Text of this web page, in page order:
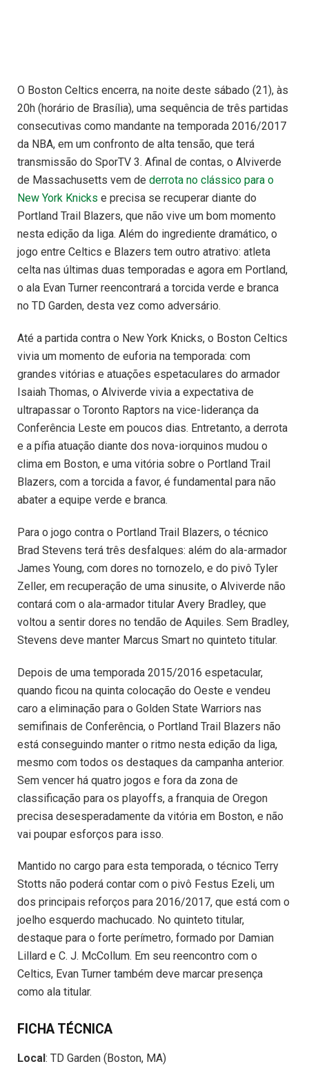
O Boston Celtics encerra, na noite deste sábado (21), às
20h (horário de Brasília), uma sequência de três partidas
consecutivas como mandante na temporada 2016/2017
da NBA, em um confronto de alta tensão, que terá
transmissão do SporTV 3. Afinal de contas, o Alviverde
de Massachusetts vem de derrota no clássico para o
New York Knicks e precisa se recuperar diante do
Portland Trail Blazers, que não vive um bom momento
nesta edição da liga. Além do ingrediente dramático, o
jogo entre Celtics e Blazers tem outro atrativo: atleta
celta nas últimas duas temporadas e agora em Portland,
o ala Evan Turner reencontrará a torcida verde e branca
no TD Garden, desta vez como adversário.
Até a partida contra o New York Knicks, o Boston Celtics
vivia um momento de euforia na temporada: com
grandes vitórias e atuações espetaculares do armador
Isaiah Thomas, o Alviverde vivia a expectativa de
ultrapassar o Toronto Raptors na vice-liderança da
Conferência Leste em poucos dias. Entretanto, a derrota
e a pífia atuação diante dos nova-iorquinos mudou o
clima em Boston, e uma vitória sobre o Portland Trail
Blazers, com a torcida a favor, é fundamental para não
abater a equipe verde e branca.
Para o jogo contra o Portland Trail Blazers, o técnico
Brad Stevens terá três desfalques: além do ala-armador
James Young, com dores no tornozelo, e do pivô Tyler
Zeller, em recuperação de uma sinusite, o Alviverde não
contará com o ala-armador titular Avery Bradley, que
voltou a sentir dores no tendão de Aquiles. Sem Bradley,
Stevens deve manter Marcus Smart no quinteto titular.
Depois de uma temporada 2015/2016 espetacular,
quando ficou na quinta colocação do Oeste e vendeu
caro a eliminação para o Golden State Warriors nas
semifinais de Conferência, o Portland Trail Blazers não
está conseguindo manter o ritmo nesta edição da liga,
mesmo com todos os destaques da campanha anterior.
Sem vencer há quatro jogos e fora da zona de
classificação para os playoffs, a franquia de Oregon
precisa desesperadamente da vitória em Boston, e não
vai poupar esforços para isso.
Mantido no cargo para esta temporada, o técnico Terry
Stotts não poderá contar com o pivô Festus Ezeli, um
dos principais reforços para 2016/2017, que está com o
joelho esquerdo machucado. No quinteto titular,
destaque para o forte perímetro, formado por Damian
Lillard e C. J. McCollum. Em seu reencontro com o
Celtics, Evan Turner também deve marcar presença
como ala titular.
FICHA TÉCNICA
Local: TD Garden (Boston, MA)